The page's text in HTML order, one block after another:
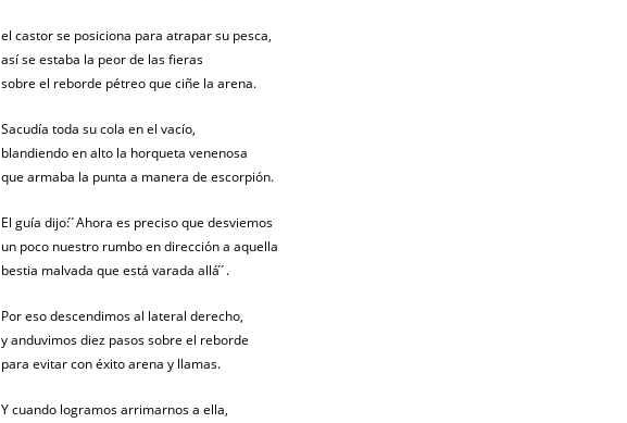
el castor se posiciona para atrapar su pesca,
así se estaba la peor de las fieras
sobre el reborde pétreo que ciñe la arena.
Sacudía toda su cola en el vacío,
blandiendo en alto la horqueta venenosa
que armaba la punta a manera de escorpión.
El guía dijo: ́ ́Ahora es preciso que desviemos
un poco nuestro rumbo en dirección a aquella
bestia malvada que está varada allá ́ ́.
Por eso descendimos al lateral derecho,
y anduvimos diez pasos sobre el reborde
para evitar con éxito arena y llamas.
Y cuando logramos arrimarnos a ella,